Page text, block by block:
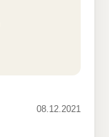
08.12.2021